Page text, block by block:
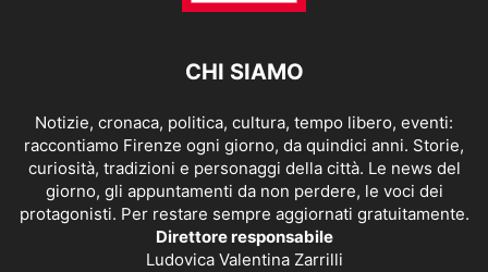
CHI SIAMO
Notizie, cronaca, politica, cultura, tempo libero, eventi:
raccontiamo Firenze ogni giorno, da quindici anni. Storie,
curiosità, tradizioni e personaggi della città. Le news del
giorno, gli appuntamenti da non perdere, le voci dei
protagonisti. Per restare sempre aggiornati gratuitamente.
Direttore responsabile
Ludovica Valentina Zarrilli